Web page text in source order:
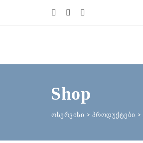
Shop
ოსერვისი > პროდუქტები >